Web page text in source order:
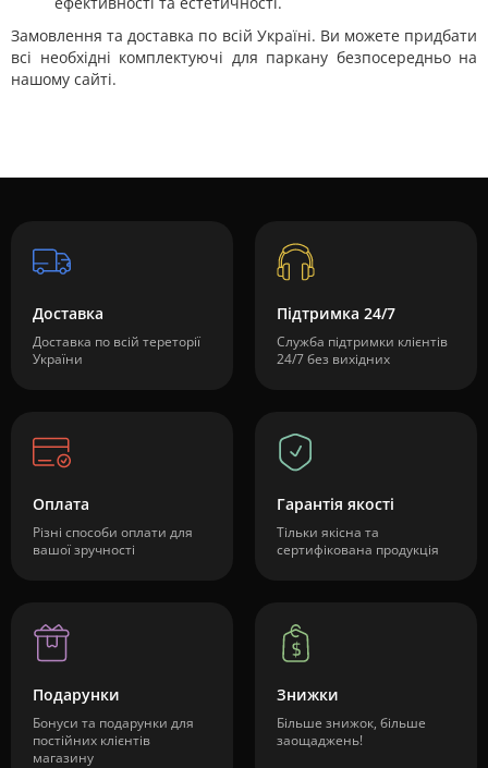
Замовлення та доставка по всій Україні. Ви можете придбати
всі необхідні комплектуючі для паркану безпосередньо на
нашому сайті.
Доставка
Доставка по всій тереторії
України
Підтримка 24/7
Служба підтримки клієнтів
24/7 без вихідних
Оплата
Різні способи оплати для
вашої зручності
Гарантія якості
Тільки якісна та
сертифікована продукція
Подарунки
Бонуси та подарунки для
постійних клієнтів
магазину
Знижки
Більше знижок, більше
заощаджень!